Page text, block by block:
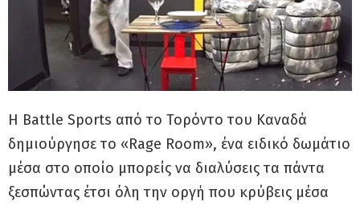
Η Battle Sports από το Τορόντο του Καναδά
δημιούργησε το «Rage Room», ένα ειδικό δωμάτιο
μέσα στο οποίο μπορείς να διαλύσεις τα πάντα
ξεσπώντας έτσι όλη την οργή που κρύβεις μέσα